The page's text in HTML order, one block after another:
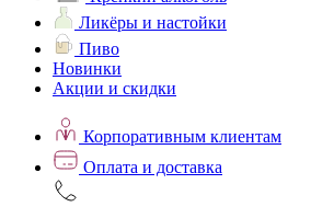
Ликёры и настойки
Пиво
Новинки
Акции и скидки
Корпоративным клиентам
Оплата и доставка